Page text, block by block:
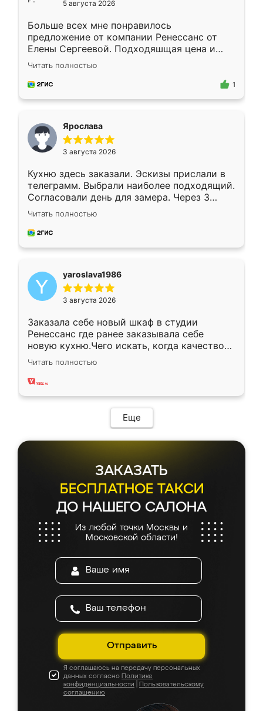
5 августа 2026
Больше всех мне понравилось
предложение от компании Ренессанс от
Елены Сергеевой. Подходяшщая цена и
короткие сроки изготовления. Приехавший
для замера сотрудник Владислав
предложил по моему эскизу самый
Читать полностью
1
Ярослава
3 августа 2026
Кухню здесь заказали. Эскизы прислали в
телеграмм. Выбрали наиболее подходящий.
Согласовали день для замера. Через 3
недели кухня была уже готова. Остались
довольны работой. Спасибо Ренессанс
мебель за качественную работу!
Читать полностью
yaroslava1986
3 августа 2026
Заказала себе новый шкаф в студии
Ренессанс где ранее заказывала себе
новую кухню.Чего искать, когда качеством
вполне довольна. Служит кухня уже почти
два года, нареканий нет.
Читать полностью
Еще
ЗАКАЗАТЬ
БЕСПЛАТНОЕ ТАКСИ
ДО НАШЕГО САЛОНА
Из любой точки Москвы и
Московской области!
Отправить
Я соглашаюсь на передачу персональных
данных согласно Политике
конфиденциальности
Пользовательскому
соглашению